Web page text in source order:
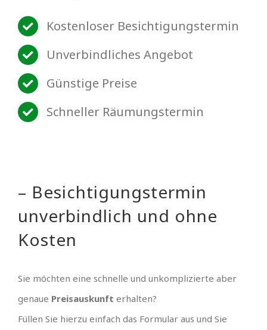
Kostenloser Besichtigungstermin
Unverbindliches Angebot
Günstige Preise
Schneller Räumungstermin
– Besichtigungstermin
unverbindlich und ohne
Kosten
Sie möchten eine schnelle und unkomplizierte aber
genaue Preisauskunft erhalten?
Füllen Sie hierzu einfach das Formular aus und Sie